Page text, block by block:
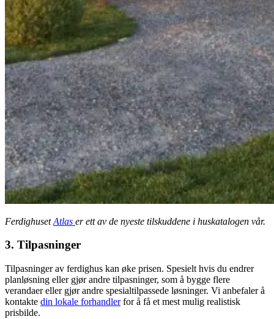
FerdighusetAtlas er ett av de nyeste tilskuddene i huskatalogen vår.
3. Tilpasninger
Tilpasninger av ferdighus kan øke prisen. Spesielt hvis du endrer
planløsning eller gjør andre tilpasninger, som å bygge flere
verandaer eller gjør andre spesialtilpassede løsninger. Vi anbefaler å
kontakte din lokale forhandlerfor å få et mest mulig realistisk
prisbilde.